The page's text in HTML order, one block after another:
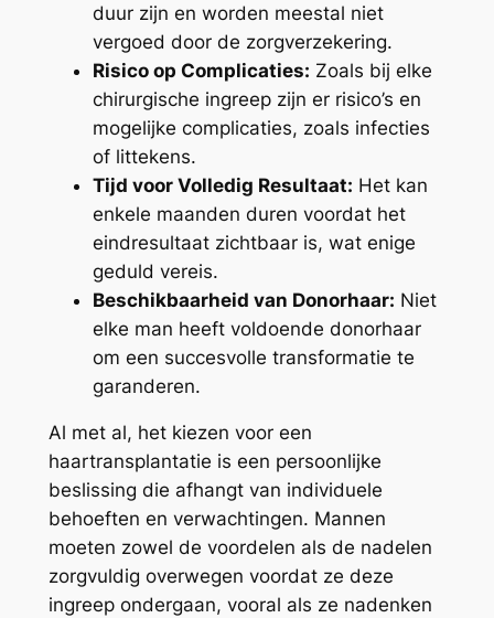
duur zijn en worden meestal niet
vergoed door de zorgverzekering.
Risico op Complicaties: Zoals bij elke
chirurgische ingreep zijn er risico’s en
mogelijke complicaties, zoals infecties
of littekens.
Tijd voor Volledig Resultaat: Het kan
enkele maanden duren voordat het
eindresultaat zichtbaar is, wat enige
geduld vereis.
Beschikbaarheid van Donorhaar: Niet
elke man heeft voldoende donorhaar
om een succesvolle transformatie te
garanderen.
Al met al, het kiezen voor een
haartransplantatie is een persoonlijke
beslissing die afhangt van individuele
behoeften en verwachtingen. Mannen
moeten zowel de voordelen als de nadelen
zorgvuldig overwegen voordat ze deze
ingreep ondergaan, vooral als ze nadenken